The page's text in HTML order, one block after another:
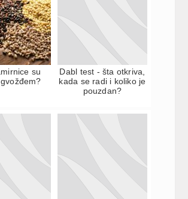
su
Dabl test - šta otkriva,
kada se radi i koliko je
pouzdan?